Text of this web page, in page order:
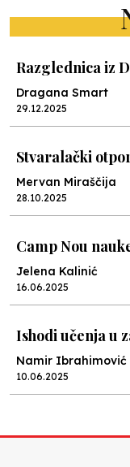
Razglednica iz
Dragana Smart
29.12.2025
Stvaralački
Mervan Miraščija
28.10.2025
Camp Nou
Jelena Kalinić
16.06.2025
Ishodi učenja u
Namir Ibrahimović
10.06.2025